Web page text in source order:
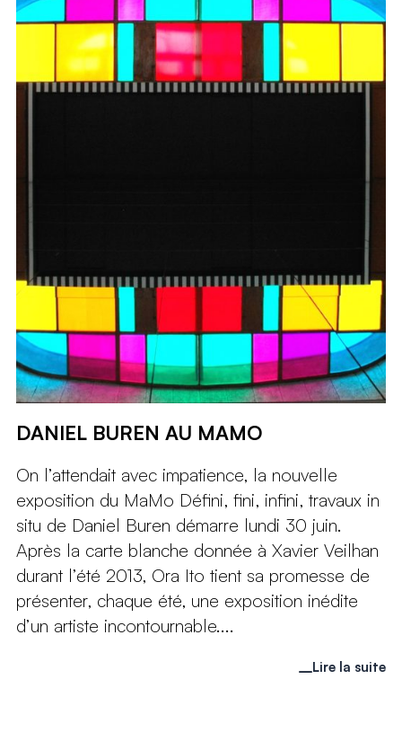
DANIEL BUREN AU MAMO
On l’attendait avec impatience, la nouvelle
exposition du MaMo Défini, fini, infini, travaux in
situ de Daniel Buren démarre lundi 30 juin.
Après la carte blanche donnée à Xavier Veilhan
durant l’été 2013, Ora Ito tient sa promesse de
présenter, chaque été, une exposition inédite
d’un artiste incontournable....
Lire la suite